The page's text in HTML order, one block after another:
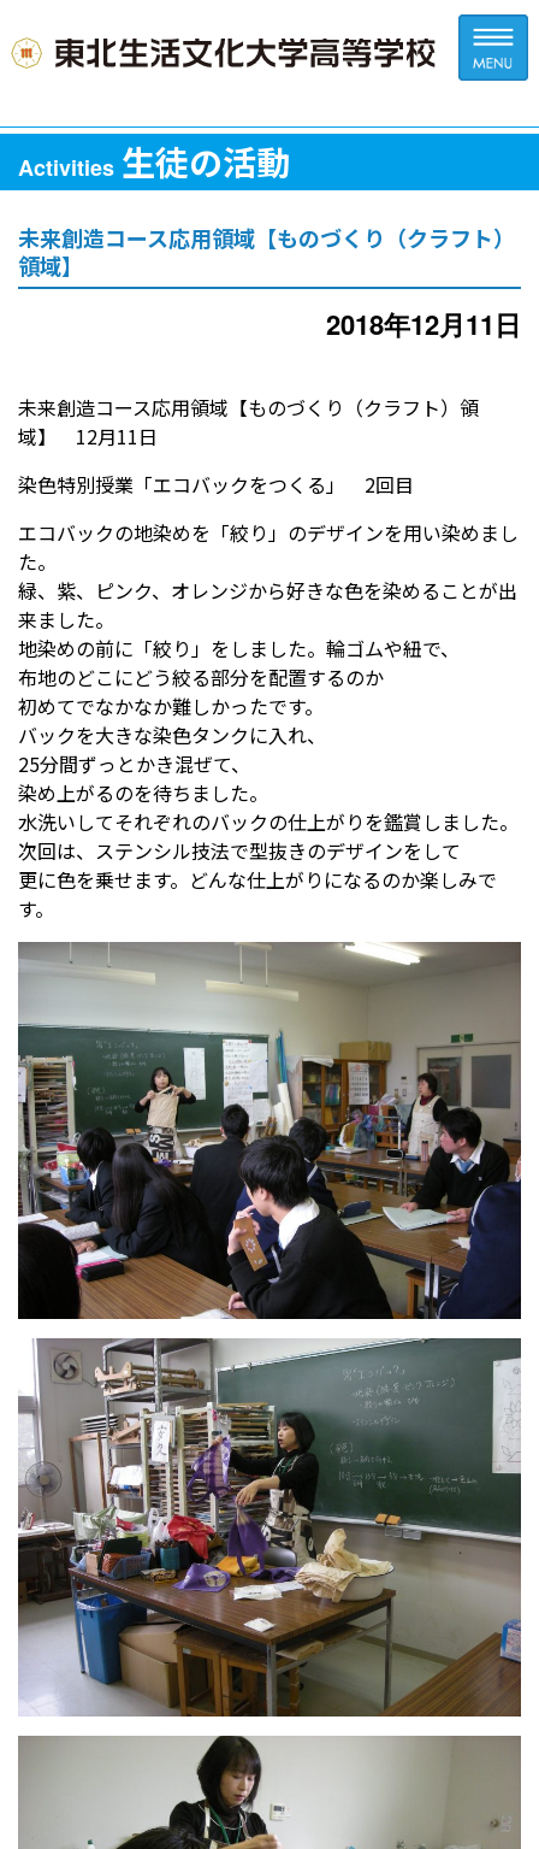
受験生の方へ
在校生の方へ 保護者の方へ
アクセス
教員採用情報(PDF)
寄付金のお願い
Activities 生徒の活動
未来創造コース応用領域【ものづくり（クラフト）
領域】
2018年12月11日
未来創造コース応用領域【ものづくり（クラフト）領
域】 12月11日
染色特別授業「エコバックをつくる」 2回目
エコバックの地染めを「絞り」のデザインを用い染めまし
た。
緑、紫、ピンク、オレンジから好きな色を染めることが出
来ました。
地染めの前に「絞り」をしました。輪ゴムや紐で、
布地のどこにどう絞る部分を配置するのか
初めてでなかなか難しかったです。
バックを大きな染色タンクに入れ、
25分間ずっとかき混ぜて、
染め上がるのを待ちました。
水洗いしてそれぞれのバックの仕上がりを鑑賞しました。
次回は、ステンシル技法で型抜きのデザインをして
更に色を乗せます。どんな仕上がりになるのか楽しみで
す。